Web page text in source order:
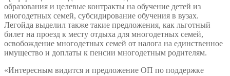
образования и целевые контракты на обучение детей из
многодетных семей, субсидирование обучения в вузах.
Легойда выделил также такие предложения, как льготный
билет на проезд к месту отдыха для многодетных семей,
освобождение многодетных семей от налога на единственное
имущество и доплаты к пенсии многодетным родителям.
«Интересным видится и предложение ОП по поддержке